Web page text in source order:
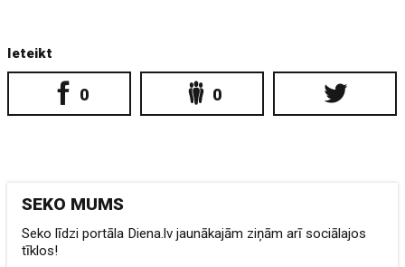
Ieteikt
0 0
SEKO MUMS
Seko līdzi portāla Diena.lv jaunākajām ziņām arī sociālajos
tīklos!